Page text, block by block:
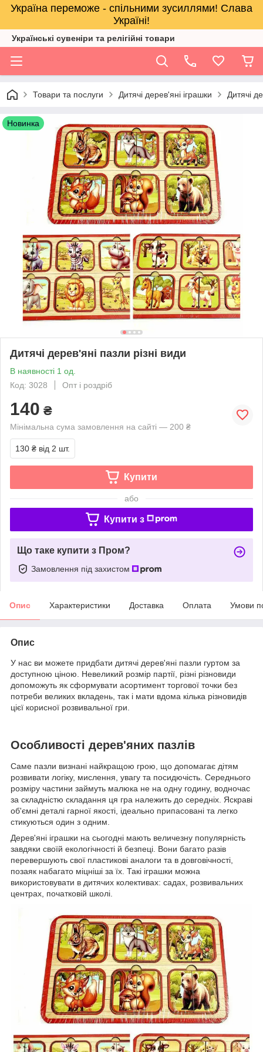
Україна переможе - спільними зусиллями! Слава
Україні!
Українські сувеніри та релігійнi товари
Товари та послуги Дитячі дерев'яні іграшки Дитячі
Новинка
Дитячі дерев'яні пазли різні види
В наявності 1 од.
Код: 3028
Опт і роздріб
140 ₴
Мінімальна сума замовлення на сайті — 200 ₴
130 ₴ від 2 шт.
Купити
або
Купити з
Що таке купити з Пром?
Замовлення під захистом
Опис Характеристики Доставка Оплата Умови
Опис
У нас ви можете придбати дитячі дерев'яні пазли гуртом за
доступною ціною. Невеликий розмір партії, різні різновиди
допоможуть як сформувати асортимент торгової точки без
потреби великих вкладень, так і мати вдома кілька різновидів
цієї корисної розвивальної гри.
Особливості дерев'яних пазлів
Саме пазли визнані найкращою грою, що допомагає дітям
розвивати логіку, мислення, увагу та посидючість. Середнього
розміру частини займуть малюка не на одну годину, водночас
за складністю складання ця гра належить до середніх. Яскраві
об'ємні деталі гарної якості, ідеально припасовані та легко
стикуються один з одним.
Дерев'яні іграшки на сьогодні мають величезну популярність
завдяки своїй екологічності й безпеці. Вони багато разів
перевершують свої пластикові аналоги та в довговічності,
позаяк набагато міцніші за їх. Такі іграшки можна
використовувати в дитячих колективах: садах, розвивальних
центрах, початковій школі.